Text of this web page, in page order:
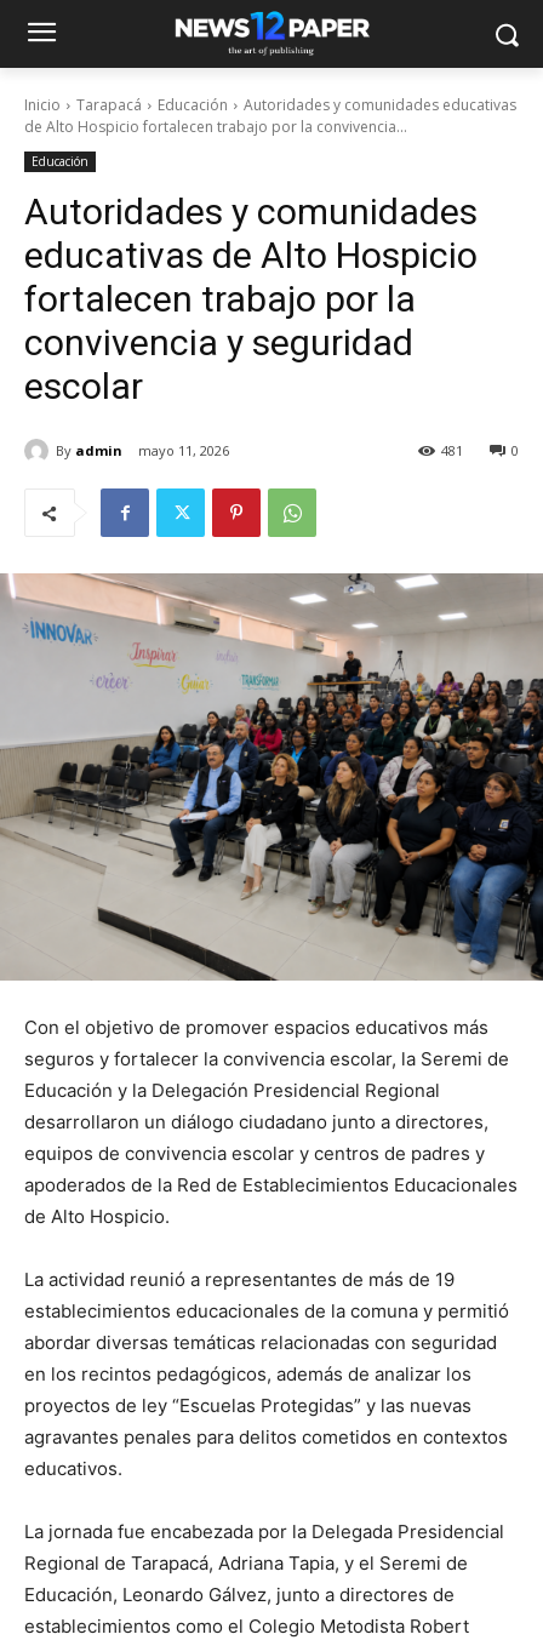
Inicio Tarapacá Educación
Autoridades y comunidades educativas
de Alto Hospicio fortalecen trabajo por la convivencia...
Educación
Autoridades y comunidades
educativas de Alto Hospicio
fortalecen trabajo por la
convivencia y seguridad
escolar
By admin mayo 11, 2026 0
481
Con el objetivo de promover espacios educativos más
seguros y fortalecer la convivencia escolar, la Seremi de
Educación y la Delegación Presidencial Regional
desarrollaron un diálogo ciudadano junto a directores,
equipos de convivencia escolar y centros de padres y
apoderados de la Red de Establecimientos Educacionales
de Alto Hospicio.
La actividad reunió a representantes de más de 19
establecimientos educacionales de la comuna y permitió
abordar diversas temáticas relacionadas con seguridad
en los recintos pedagógicos, además de analizar los
proyectos de ley “Escuelas Protegidas” y las nuevas
agravantes penales para delitos cometidos en contextos
educativos.
La jornada fue encabezada por la Delegada Presidencial
Regional de Tarapacá, Adriana Tapia, y el Seremi de
Educación, Leonardo Gálvez, junto a directores de
establecimientos como el Colegio Metodista Robert